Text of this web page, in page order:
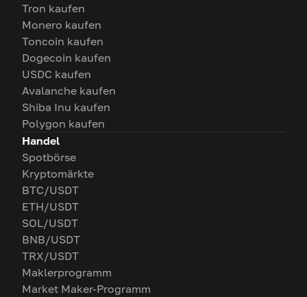
Tron kaufen
Monero kaufen
Toncoin kaufen
Dogecoin kaufen
USDC kaufen
Avalanche kaufen
Shiba Inu kaufen
Polygon kaufen
Handel
Spotbörse
Kryptomärkte
BTC/USDT
ETH/USDT
SOL/USDT
BNB/USDT
TRX/USDT
Maklerprogramm
Market Maker-Programm